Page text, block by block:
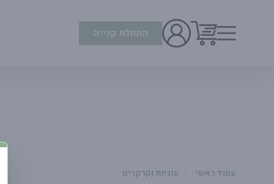
התחלת קנייה
עמוד ראשי עוגיות וקרקרים